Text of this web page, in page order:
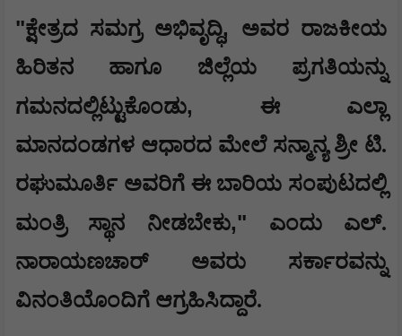
"ಕ್ಷೇತ್ರದ ಸಮಗ್ರ ಅಭಿವೃದ್ಧಿ, ಅವರ ರಾಜಕೀಯ
ಹಿರಿತನ ಹಾಗೂ ಜಿಲ್ಲೆಯ ಪ್ರಗತಿಯನ್ನು
ಗಮನದಲ್ಲಿಟ್ಟುಕೊಂಡು, ಈ ಎಲ್ಲಾ
ಮಾನದಂಡಗಳ ಆಧಾರದ ಮೇಲೆ ಸನ್ಮಾನ್ಯ ಶ್ರೀ ಟಿ.
ರಘುಮೂರ್ತಿ ಅವರಿಗೆ ಈ ಬಾರಿಯ ಸಂಪುಟದಲ್ಲಿ
ಮಂತ್ರಿ ಸ್ಥಾನ ನೀಡಬೇಕು," ಎಂದು ಎಲ್.
ನಾರಾಯಣಚಾರ್ ಅವರು ಸರ್ಕಾರವನ್ನು
ವಿನಂತಿಯೊಂದಿಗೆ ಆಗ್ರಹಿಸಿದ್ದಾರೆ.